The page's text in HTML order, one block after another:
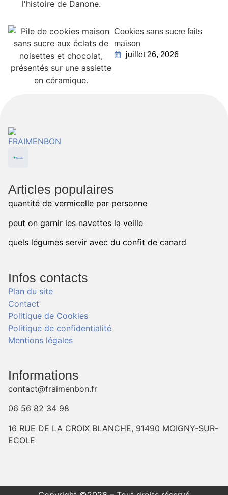
Cookies sans sucre faits
maison
juillet 26, 2026
Articles populaires
quantité de vermicelle par personne
peut on garnir les navettes la veille
quels légumes servir avec du confit de canard
Infos contacts
Plan du site
Contact
Politique de Cookies
Politique de confidentialité
Mentions légales
Informations
contact@fraimenbon.fr
06 56 82 34 98
16 RUE DE LA CROIX BLANCHE, 91490 MOIGNY-SUR-
ECOLE